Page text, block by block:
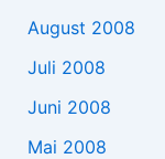
August 2008
Juli 2008
Juni 2008
Mai 2008